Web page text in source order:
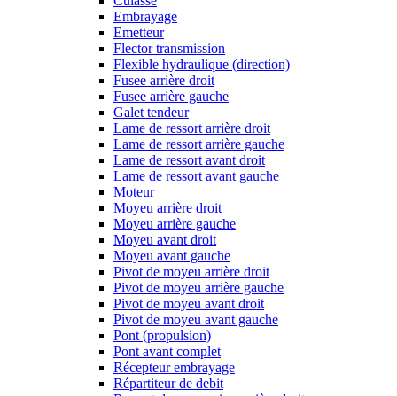
Embrayage
Emetteur
Flector transmission
Flexible hydraulique (direction)
Fusee arrière droit
Fusee arrière gauche
Galet tendeur
Lame de ressort arrière droit
Lame de ressort arrière gauche
Lame de ressort avant droit
Lame de ressort avant gauche
Moteur
Moyeu arrière droit
Moyeu arrière gauche
Moyeu avant droit
Moyeu avant gauche
Pivot de moyeu arrière droit
Pivot de moyeu arrière gauche
Pivot de moyeu avant droit
Pivot de moyeu avant gauche
Pont (propulsion)
Pont avant complet
Récepteur embrayage
Répartiteur de debit